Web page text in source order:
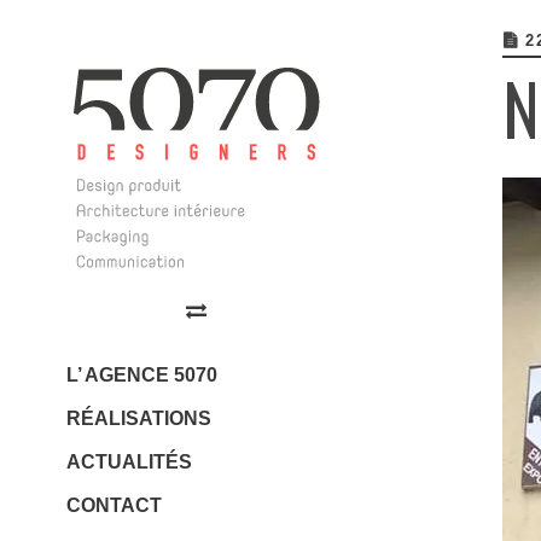
Design | Architecture
L’ AGENCE 5070
RÉALISATIONS
ACTUALITÉS
CONTACT
MAI
AVR
JAN